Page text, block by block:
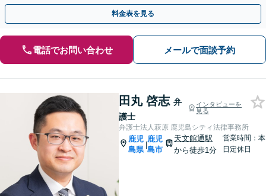
す。【休日相談可能（要予約）】
料金表を見る
電話でお問い合わせ メールで面談予約
田丸 啓志 弁
護士
インタビューを
見る
弁護士法人萩原 鹿児島シティ法律事務所
鹿児
島県
|
鹿児
島市
天文館通駅
から徒歩1分
営業時間：本
日定休日